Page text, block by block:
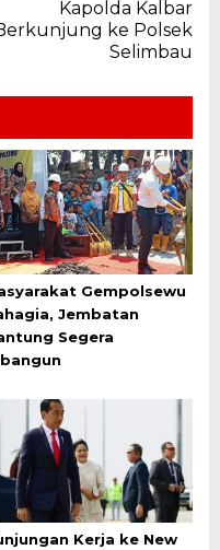
Kapolda Kalbar
ke Polsek
Selimbau
Gempolsewu
Jembatan
Segera
Kerja ke New